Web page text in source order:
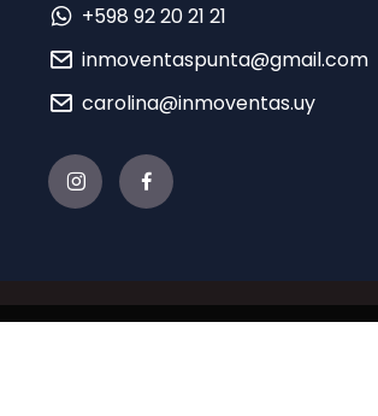
+598 92 20 21 21
inmoventaspunta@gmail.com
carolina@inmoventas.uy